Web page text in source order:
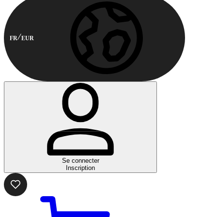
FR EUR
Se connecter
Inscription